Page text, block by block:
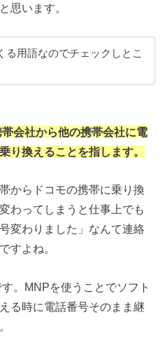
思います。
る用語なのでチェックしとこ
会社から他の携帯会社に電
り換えることを指します。
からドコモの携帯に乗り換
わってしまうと仕事上でも
変わりました」なんて連絡
すよね。
。MNPを使うことでソフト
る時に電話番号そのまま継